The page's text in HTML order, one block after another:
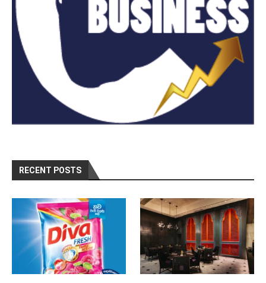
RECENT POSTS